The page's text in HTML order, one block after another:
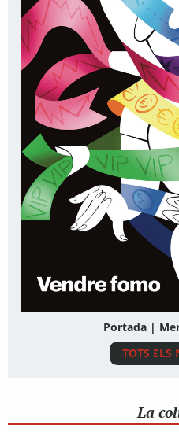
Portada |
TOTS ELS
La